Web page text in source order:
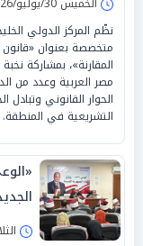
نظّم المركز الدولي
متخصصة بعنوان «قانون
المقارنة»، بمشاركة
مصر العربية وعدد من
الحوار القانوني وتبادل
التشريعية في المنطقة.
في ذكرىالثلاثاء 21/